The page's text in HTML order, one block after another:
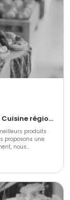
Barbecue et grillades • Gastronomique • Cuisine régionale
produits
proposons une